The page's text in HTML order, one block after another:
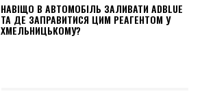
НАВІЩО В АВТОМОБІЛЬ ЗАЛИВАТИ ADBLUE
ТА ДЕ ЗАПРАВИТИСЯ ЦИМ РЕАГЕНТОМ У
ХМЕЛЬНИЦЬКОМУ?